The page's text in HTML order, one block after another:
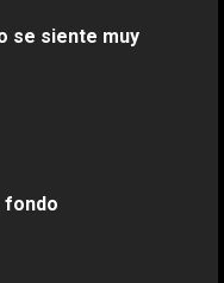
en freidora de
se siente muy
fondo